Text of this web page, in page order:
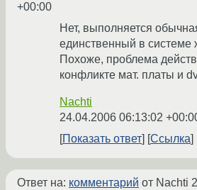
+00:00
Нет, выполняется
единственный в системе
Похоже, проблема
конфликте мат. платы и
Nachti
24.04.2006 06:13:02
Показать ответ Ссылка
Ответ на: комментарий от Nachti